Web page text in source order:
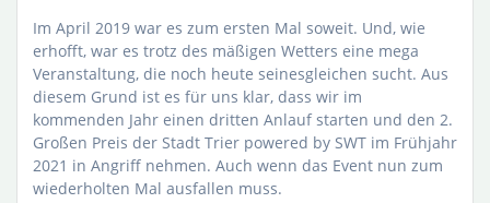
Im April 2019 war es zum ersten Mal soweit. Und, wie
erhofft, war es trotz des mäßigen Wetters eine mega
Veranstaltung, die noch heute seinesgleichen sucht. Aus
diesem Grund ist es für uns klar, dass wir im
kommenden Jahr einen dritten Anlauf starten und den 2.
Großen Preis der Stadt Trier powered by SWT im Frühjahr
2021 in Angriff nehmen. Auch wenn das Event nun zum
wiederholten Mal ausfallen muss.